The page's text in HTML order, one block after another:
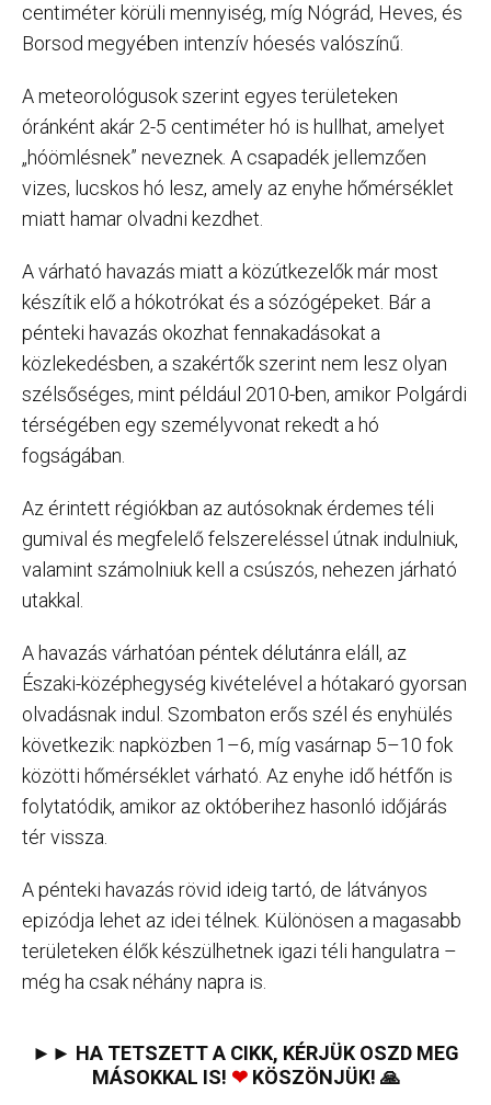
centiméter körüli mennyiség, míg Nógrád, Heves, és
Borsod megyében intenzív hóesés valószínű.
A meteorológusok szerint egyes területeken
óránként akár 2-5 centiméter hó is hullhat, amelyet
„hóömlésnek” neveznek. A csapadék jellemzően
vizes, lucskos hó lesz, amely az enyhe hőmérséklet
miatt hamar olvadni kezdhet.
A várható havazás miatt a közútkezelők már most
készítik elő a hókotrókat és a sózógépeket. Bár a
pénteki havazás okozhat fennakadásokat a
közlekedésben, a szakértők szerint nem lesz olyan
szélsőséges, mint például 2010-ben, amikor Polgárdi
térségében egy személyvonat rekedt a hó
fogságában.
Az érintett régiókban az autósoknak érdemes téli
gumival és megfelelő felszereléssel útnak indulniuk,
valamint számolniuk kell a csúszós, nehezen járható
utakkal.
A havazás várhatóan péntek délutánra eláll, az
Északi-középhegység kivételével a hótakaró gyorsan
olvadásnak indul. Szombaton erős szél és enyhülés
következik: napközben 1–6, míg vasárnap 5–10 fok
közötti hőmérséklet várható. Az enyhe idő hétfőn is
folytatódik, amikor az októberihez hasonló időjárás
tér vissza.
A pénteki havazás rövid ideig tartó, de látványos
epizódja lehet az idei télnek. Különösen a magasabb
területeken élők készülhetnek igazi téli hangulatra –
még ha csak néhány napra is.
►► HA TETSZETT A CIKK, KÉRJÜK OSZD MEG
MÁSOKKAL IS! ❤KÖSZÖNJÜK! 🙏